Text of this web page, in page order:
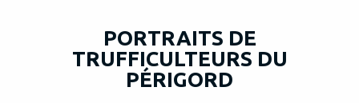
PORTRAITS DE
TRUFFICULTEURS DU
PÉRIGORD